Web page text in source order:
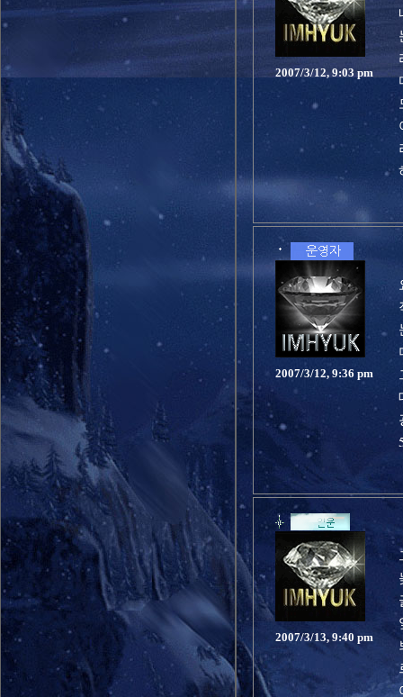
2007/3/12, 9:03 pm
2007/3/12, 9:36 pm
2007/3/13, 9:40 pm